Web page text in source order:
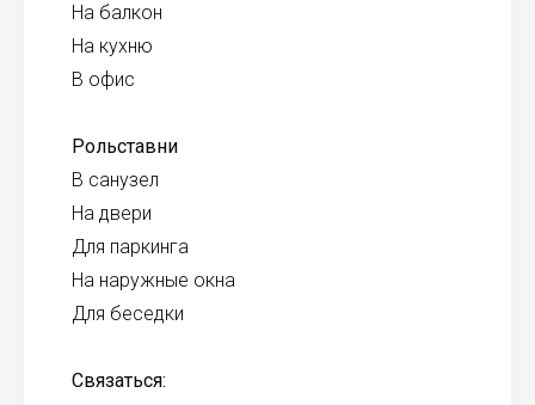
На балкон
На кухню
В офис
Рольставни
В санузел
На двери
Для паркинга
На наружные окна
Для беседки
Связаться: